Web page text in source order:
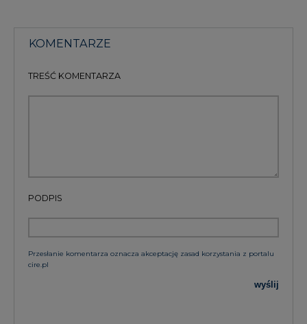
KOMENTARZE
TREŚĆ KOMENTARZA
PODPIS
Przesłanie komentarza oznacza akceptację zasad korzystania z portalu
cire.pl
wyślij